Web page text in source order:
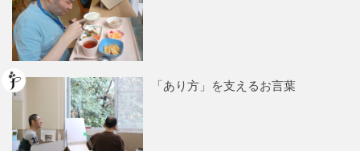
「あり方」を支えるお言葉